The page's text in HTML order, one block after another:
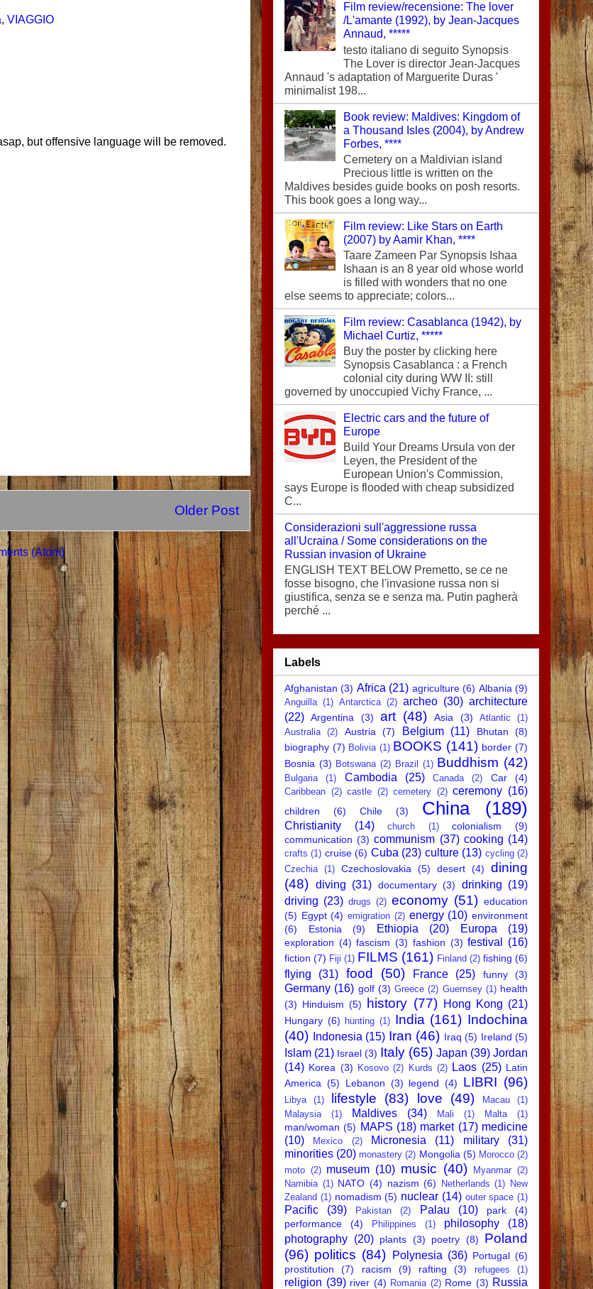
, VIAGGIO
but offensive language will be removed.
Older Post
(Atom)
Film review/recensione: The lover
/L'amante (1992), by Jean-Jacques
Annaud, *****
testo italiano di seguito Synopsis
The Lover is director Jean-Jacques
Annaud 's adaptation of Marguerite Duras '
minimalist 198...
Book review: Maldives: Kingdom of
a Thousand Isles (2004), by Andrew
Forbes, ****
Cemetery on a Maldivian island
Precious little is written on the
Maldives besides guide books on posh resorts.
This book goes a long way...
Film review: Like Stars on Earth
(2007) by Aamir Khan, ****
Taare Zameen Par Synopsis Ishaa
Ishaan is an 8 year old whose world
is filled with wonders that no one
else seems to appreciate; colors...
Film review: Casablanca (1942), by
Michael Curtiz, *****
Buy the poster by clicking here
Synopsis Casablanca : a French
colonial city during WW II: still
governed by unoccupied Vichy France, ...
Electric cars and the future of
Europe
Build Your Dreams Ursula von der
Leyen, the President of the
European Union's Commission,
says Europe is flooded with cheap subsidized
C...
Considerazioni sull'aggressione russa
all'Ucraina / Some considerations on the
Russian invasion of Ukraine
ENGLISH TEXT BELOW Premetto, se ce ne
fosse bisogno, che l'invasione russa non si
giustifica, senza se e senza ma. Putin pagherà
perché ...
Labels
Afghanistan (3) Africa (21) agriculture (6) Albania (9)
Anguilla (1) Antarctica (2) archeo (30) architecture
(22) Argentina (3) art (48) Asia (3) Atlantic
(1)
Australia
(2) Austria (7) Belgium (11) Bhutan
(8)
biography (7) Bolivia (1) BOOKS (141) border (7)
Bosnia (3) Botswana (2) Brazil (1) Buddhism (42)
Bulgaria (1) Cambodia (25) Canada (2) Car (4)
Caribbean (2) castle (2) cemetery (2) ceremony (16)
children (6) Chile (3) China (189)
Christianity (14) church (1) colonialism
(9)
communication (3) communism (37) cooking (14)
crafts (1) cruise (6) Cuba (23) culture (13) cycling (2)
Czechia (1) Czechoslovakia (5) desert (4)
dining
(48) diving (31) documentary (3) drinking (19)
driving (23) drugs (2) economy (51) education
(5) Egypt (4) emigration (2) energy (10) environment
(6)
Estonia (9) Ethiopia (20) Europa (19)
exploration (4) fascism (3) fashion (3) festival (16)
fiction (7) Fiji (1) FILMS (161) Finland (2) fishing (6)
flying (31) food (50) France (25) funny (3)
Germany (16) golf (3) Greece (2) Guernsey (1) health
(3) Hinduism (5) history (77) Hong Kong (21)
Hungary (6) hunting (1) India (161) Indochina
(40)
Indonesia (15) Iran (46) Iraq (5) Ireland (5)
Islam (21) Israel (3) Italy (65) Japan (39) Jordan
(14) Korea (3) Kosovo (2) Kurds (2) Laos (25) Latin
America (5) Lebanon (3) legend (4) LIBRI (96)
Libya (1) lifestyle (83) love (49) Macau
(1)
Malaysia
(1) Maldives (34) Mali (1) Malta (1)
man/woman (5) MAPS (18) market (17) medicine
(10)
Mexico (2) Micronesia (11) military
(31)
minorities (20) monastery (2) Mongolia (5) Morocco (2)
moto (2) museum (10) music (40) Myanmar (2)
Namibia (1) NATO (4) nazism (6) Netherlands (1) New
Zealand (1) nomadism (5) nuclear (14) outer space (1)
Pacific (39) Pakistan (2) Palau (10) park
(4)
performance
(4) Philippines (1) philosophy
(18)
photography (20) plants (3) poetry (8)
Poland
(96) politics (84) Polynesia (36) Portugal (6)
prostitution
(7) racism (9) rafting (3) refugees (1)
religion (39) river (4) Romania (2) Rome (3) Russia